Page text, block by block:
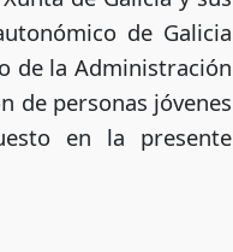
de Galicia
de la Administración
de personas jóvenes
en la presente